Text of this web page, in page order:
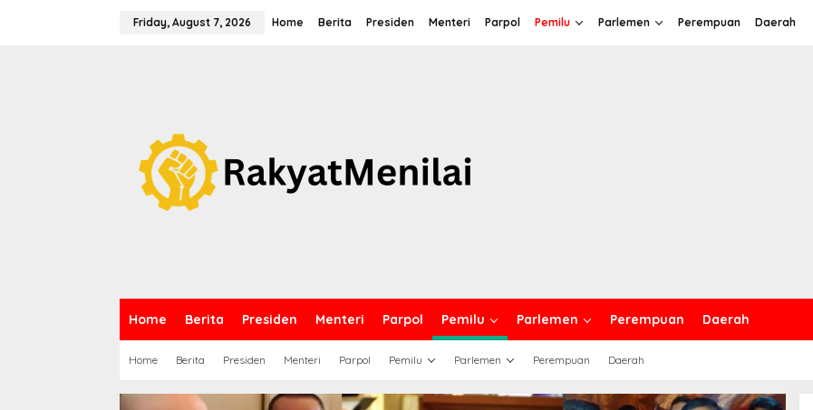
Friday, August 7, 2026 Home Berita Presiden Menteri Parpol Pemilu Parlemen Perempuan Daerah
Home Berita Presiden Menteri Parpol Pemilu Parlemen Perempuan Daerah
Home Berita Presiden Menteri Parpol Pemilu Parlemen Perempuan Daerah